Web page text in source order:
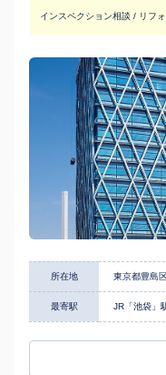
インスペクション相談 / リフ
所在地 東京都豊島
最寄駅 JR「池袋」